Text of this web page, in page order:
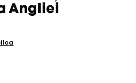
Angliei